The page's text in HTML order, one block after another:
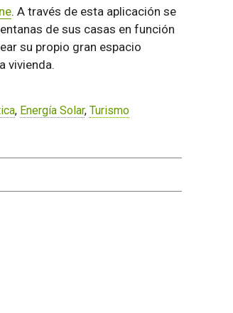
. A través de esta aplicación se
de sus casas en función
su propio gran espacio
vivienda.
, Energía Solar, Turismo